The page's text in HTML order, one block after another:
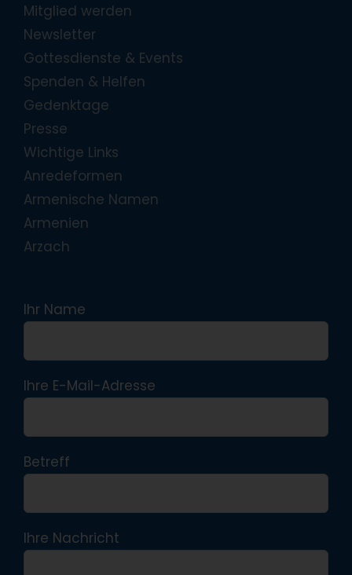
Mitglied werden
Newsletter
Gottesdienste & Events
Spenden & Helfen
Gedenktage
Presse
Wichtige Links
Anredeformen
Armenische Namen
Armenien
Arzach
Ihr Name
Ihre E-Mail-Adresse
Betreff
Ihre Nachricht